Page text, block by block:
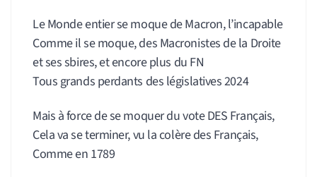
Le Monde entier se moque de Macron, l’incapable
Comme il se moque, des Macronistes de la Droite
et ses sbires, et encore plus du FN
Tous grands perdants des législatives 2024
Mais à force de se moquer du vote DES Français,
Cela va se terminer, vu la colère des Français,
Comme en 1789